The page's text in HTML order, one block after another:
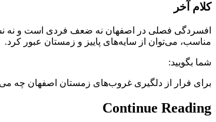
کلام آخر
افسردگی فصلی در اصفهان نه ضعف فردی است و نه
مناسب، می‌توان از سایه‌های پاییز و زمستان عبور کرد.
شما بگویید:
برای فرار از دلگیری غروب‌های زمستان اصفهان چه
Continue Reading